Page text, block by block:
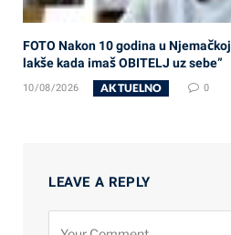
FOTO Nakon 10 godina u
lakše kada imaš OBITELJ uz sebe”
10/08/2026 AKTUELNO 0
LEAVE A REPLY